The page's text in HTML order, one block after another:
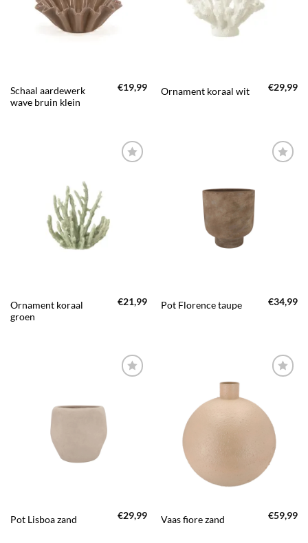
Schaal aardewerk
wave bruin klein
€19,99 Ornament koraal wit €29,99
TOEVOEGEN
AAN JOUW
FAVORIETEN
Ornament koraal
groen
€21,99
TOEVOEGEN
AAN JOUW
FAVORIETEN
Pot Florence taupe €34,99
TOEVOEGEN
AAN JOUW
FAVORIETEN
Pot Lisboa zand €29,99
TOEVOEGEN
AAN JOUW
FAVORIETEN
Vaas fiore zand €59,99